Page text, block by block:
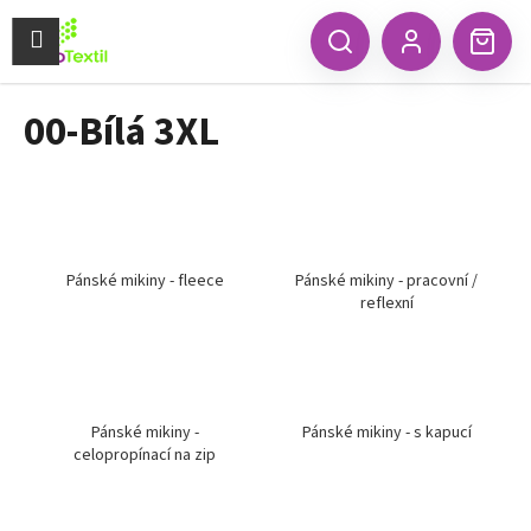
obsah
HledatPřihlášení
Menu
00-Bílá 3XL
Pánské mikiny - fleece
Pánské mikiny - pracovní /
reflexní
Pánské mikiny -
celopropínací na zip
Pánské mikiny - s kapucí
K
š Zpět
Zpět
C